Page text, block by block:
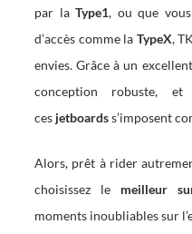
par laType1, ou que
d’accès comme la TypeX,
envies. Grâce à un excellent
conception robuste,
ces jetboardss’imposent
Alors, prêt à rider
choisissez le meilleur
moments inoubliables sur